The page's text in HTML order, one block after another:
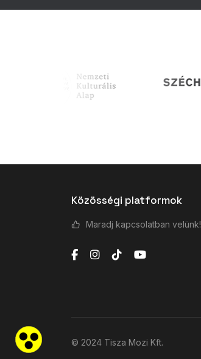
Közösségi platformok
Maradj kapcsolatban velünk!
© 2024 Tisza Mozi Kft.